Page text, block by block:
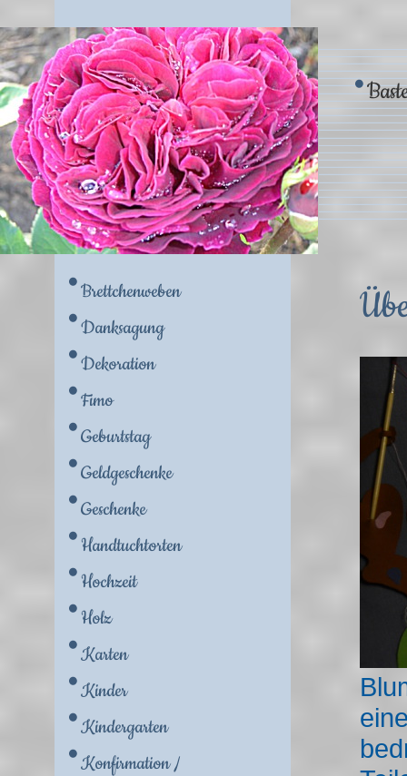
Brettchenweben
Danksagung
Dekoration
Fimo
Geburtstag
Geldgeschenke
Geschenke
Handtuchtorten
Hochzeit
Holz
Karten
Kinder
Kindergarten
Konfirmation /